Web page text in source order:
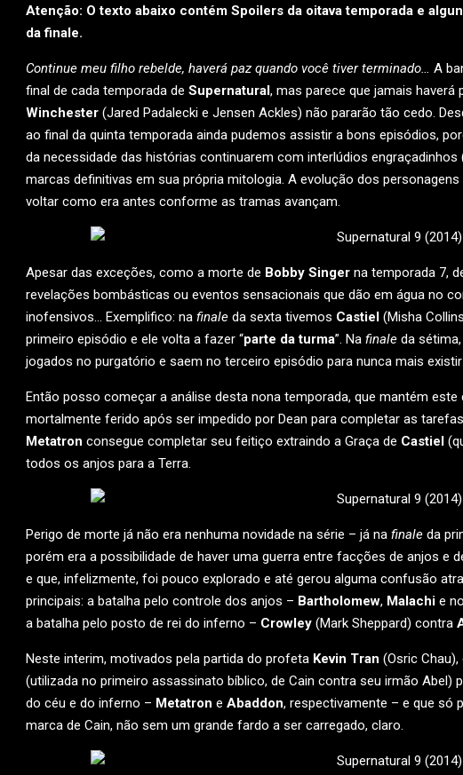
Atenção: O texto abaixo contém Spoilers da oitava temporada e
da finale.
Continue meu filho rebelde, haverá paz quando você tiver terminado… A
final de cada temporada de Supernatural , mas parece que jamais haverá
Winchester (Jared Padalecki e Jensen Ackles) não pararão tão cedo.
ao final da quinta temporada ainda pudemos assistir a bons episódios,
da necessidade das histórias continuarem com interlúdios
marcas definitivas em sua própria mitologia. A evolução dos
voltar como era antes conforme as tramas avançam.
Apesar das exceções, como a morte de Bobby Singer na temporada 7,
revelações bombásticas ou eventos sensacionais que dão em água no
inofensivos… Exemplifico: na finale da sexta tivemos Castiel (Misha
primeiro episódio e ele volta a fazer “parte da turma”. Na finale da
jogados no purgatório e saem no terceiro episódio para nunca mais
Então posso começar a análise desta nona temporada, que mantém este
mortalmente ferido após ser impedido por Dean para completar as
Metatron consegue completar seu feitiço extraindo a Graça de Castiel
todos os anjos para a Terra.
Perigo de morte já não era nenhuma novidade na série – já na finale da
porém era a possibilidade de haver uma guerra entre facções de anjos e
e que, infelizmente, foi pouco explorado e até gerou alguma confusão
principais: a batalha pelo controle dos anjos – Bartholomew, Malachi e
a batalha pelo posto de rei do inferno – Crowley (Mark Sheppard) contra
Neste interim, motivados pela partida do profeta Kevin Tran (Osric
(utilizada no primeiro assassinato bíblico, de Cain contra seu irmão
do céu e do inferno – Metatron e Abaddon, respectivamente – e que só
marca de Cain, não sem um grande fardo a ser carregado, claro.